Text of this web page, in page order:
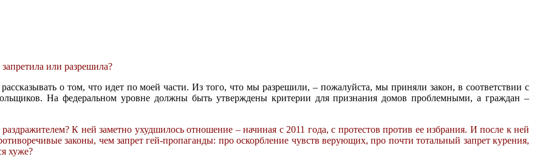
или разрешила?
о том, что идет по моей части. Из того, что мы разрешили, – пожалуйста, мы приняли закон, в соответствии с
На федеральном уровне должны быть утверждены критерии для признания домов проблемными, а граждан –
К ней заметно ухудшилось отношение – начиная с 2011 года, с протестов против ее избрания. И после к ней
законы, чем запрет гей-пропаганды: про оскорбление чувств верующих, про почти тотальный запрет курения,
хуже?